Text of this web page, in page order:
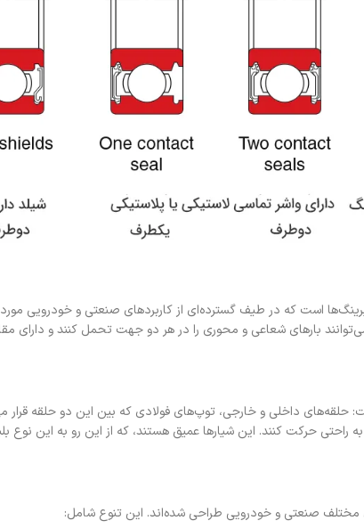
است که در طیف گسترده‌ای از کاربردهای صنعتی و خودرویی
بارهای شعاعی و محوری را در هر دو جهت تحمل کنند و دارای
داخلی و خارجی، توپ‌های فولادی که بین این دو حلقه قرار
راحتی حرکت کنند. این شیارها عمیق هستند، که از این رو به این نوع
مختلف صنعتی و خودرویی طراحی شده‌اند. این تنوع شامل: